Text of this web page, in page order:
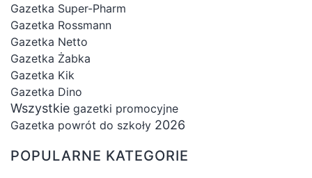
Gazetka Super-Pharm
Gazetka Rossmann
Gazetka Netto
Gazetka Żabka
Gazetka Kik
Gazetka Dino
Wszystkie gazetki promocyjne
Gazetka powrót do szkoły 2026
POPULARNE KATEGORIE